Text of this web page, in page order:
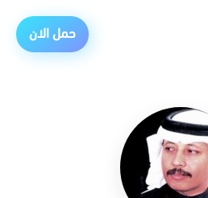
حمل الان